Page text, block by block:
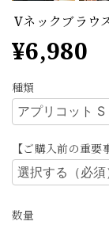
Vネックブラウ
¥6,980
種類
【ご購入前の重
数量